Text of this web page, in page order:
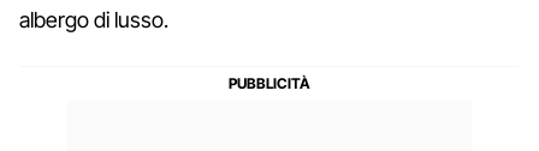
albergo di lusso.